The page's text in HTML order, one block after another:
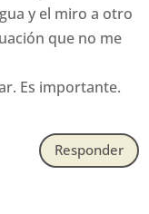
y el miro a otro
que no me
Es importante.
Responder